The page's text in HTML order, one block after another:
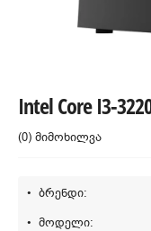
Intel Core I3-
(0) მიმოხილვა
ბრენდი:
მოდელი: